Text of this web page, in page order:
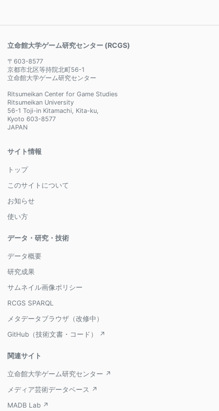
立命館大学ゲーム研究センター (RCGS)
〒603-8577
京都市北区等持院北町56-1
立命館大学ゲーム研究センター
Ritsumeikan Center for Game Studies
Ritsumeikan University
56-1 Toji-in Kitamachi, Kita-ku,
Kyoto 603-8577
JAPAN
サイト情報
トップ
このサイトについて
お知らせ
使い方
データ・研究・技術
データ概要
研究成果
サムネイル画像ポリシー
RCGS SPARQL
メタデータブラウザ（改修中）
GitHub（技術文書・コード） ↗
関連サイト
立命館大学ゲーム研究センター ↗
メディア芸術データベース ↗
MADB Lab ↗